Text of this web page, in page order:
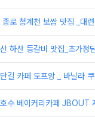
종로 청계천 보쌈 맛집 _대
하산 등갈비 맛집_초가정
길 카페 도프앙 _ 바닐라
수 베이커리카페 JBOUT